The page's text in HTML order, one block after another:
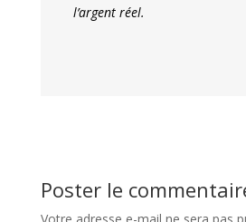
l’argent réel.
Poster le